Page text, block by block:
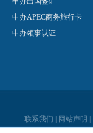
申办APEC商务旅行卡
申办领事认证
联系我们 网站声明